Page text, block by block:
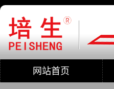
网站首页